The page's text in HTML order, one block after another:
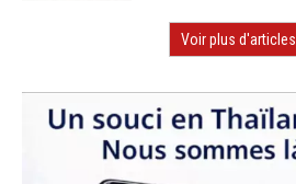
Voir plus d'articles